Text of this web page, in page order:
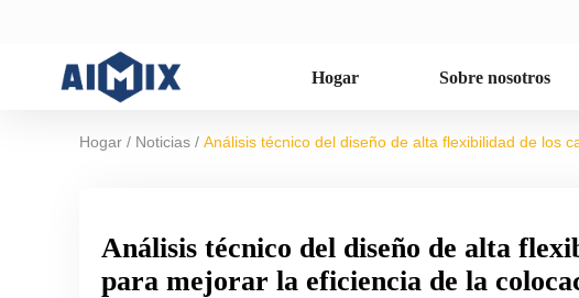
Hogar Sobre nosotros
Hogar / Noticias / Análisis técnico del diseño de alta flexibilidad de los
Análisis técnico del diseño de alta
para mejorar la eficiencia de la